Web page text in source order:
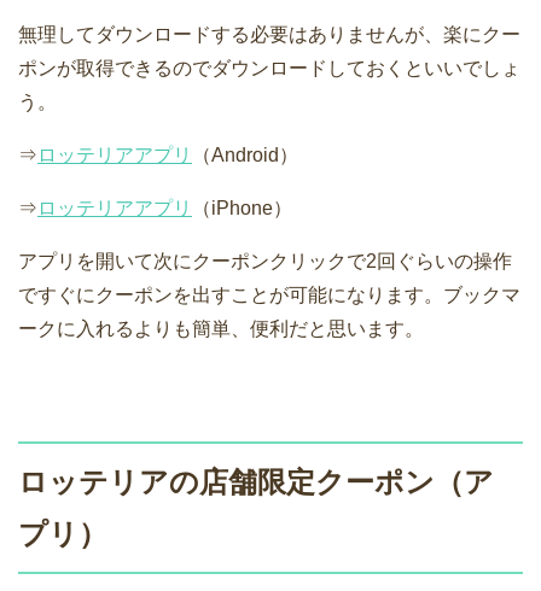
無理してダウンロードする必要はありませんが、楽にクー
ポンが取得できるのでダウンロードしておくといいでしょ
う。
⇒ ロッテリアアプリ （Android）
⇒ ロッテリアアプリ （iPhone）
アプリを開いて次にクーポンクリックで2回ぐらいの操作
ですぐにクーポンを出すことが可能になります。ブックマ
ークに入れるよりも簡単、便利だと思います。
ロッテリアの店舗限定クーポン（ア
プリ）